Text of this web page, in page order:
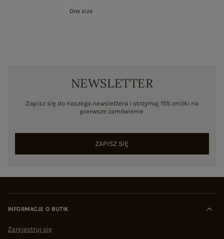
One size
NEWSLETTER
Zapisz się do naszego newslettera i otrzymaj 15% zniżki na
pierwsze zamówienie
ZAPISZ SIĘ
INFORMACJE O BUTIK
Zarejestruj się